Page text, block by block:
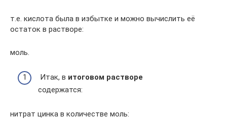
т.е. кислота была в избытке и можно вычислить её
остаток в растворе:
моль.
Итак, в итоговом растворе
содержатся:
нитрат цинка в количестве моль: